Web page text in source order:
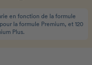
en fonction de la formule
la formule Premium, et 120
Plus.